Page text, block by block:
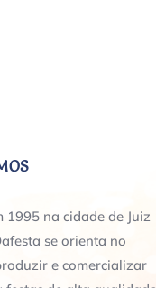
1995 na cidade de Juiz
se orienta no
e comercializar